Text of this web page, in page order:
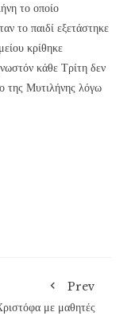
το οποίο
το παιδί εξετάστηκε
κρίθηκε
κάθε Τρίτη δεν
της Μυτιλήνης λόγω
Prev
με μαθητές